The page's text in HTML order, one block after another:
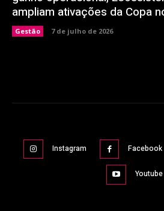
ampliam ativações da Copa
Gestão 7 de julho de 2026
Instagram Facebook
Youtube